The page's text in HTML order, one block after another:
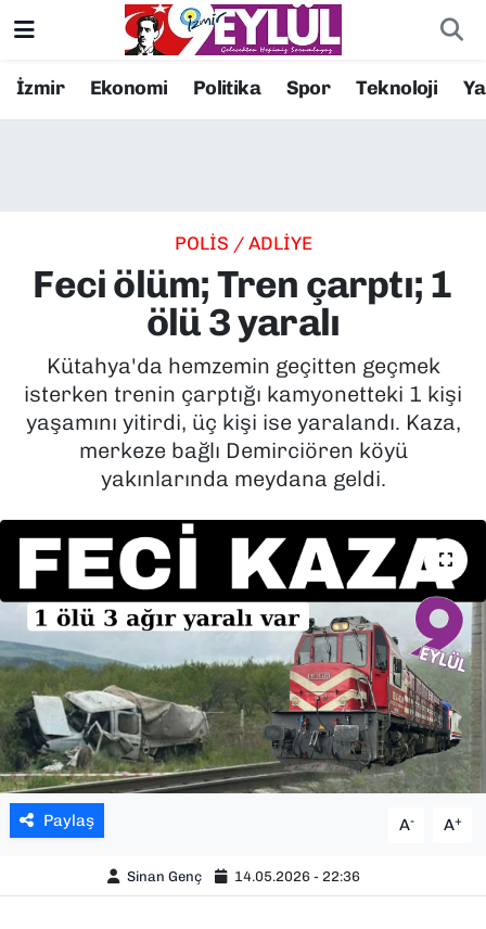
İzmir Ekonomi Politika Spor Teknoloji
POLİS / ADLİYE
Feci ölüm; Tren çarptı; 1
ölü 3 yaralı
Kütahya'da hemzemin geçitten geçmek
isterken trenin çarptığı kamyonetteki 1 kişi
yaşamını yitirdi, üç kişi ise yaralandı. Kaza,
merkeze bağlı Demirciören köyü
yakınlarında meydana geldi.
Paylaş A- A+
Sinan Genç 14.05.2026 - 22:36
Resmi İlanlar
EKONOMİ
KÜLTÜR SANAT
MAGAZİN
POLİTİKA
SAĞLIK
SPOR
TEKNOLOJİ
YAŞAM
YEREL YÖNETİMLER
Konak Nöbetçi Eczaneler
Süper Lig Puan Durumu ve Fikstür
Tüm Manşetler
Son Dakika Haberleri
Haber Arşivi